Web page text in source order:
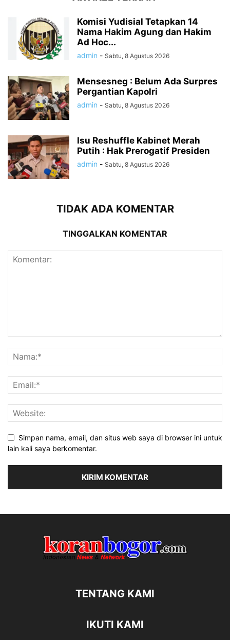
Komisi Yudisial Tetapkan 14
Nama Hakim Agung dan Hakim
Ad Hoc...
admin - Sabtu, 8 Agustus 2026
Mensesneg : Belum Ada Surpres
Pergantian Kapolri
admin - Sabtu, 8 Agustus 2026
Isu Reshuffle Kabinet Merah
Putih : Hak Prerogatif Presiden
admin - Sabtu, 8 Agustus 2026
TIDAK ADA KOMENTAR
TINGGALKAN KOMENTAR
Simpan nama, email, dan situs web saya di browser ini untuk
lain kali saya berkomentar.
TENTANG KAMI
IKUTI KAMI